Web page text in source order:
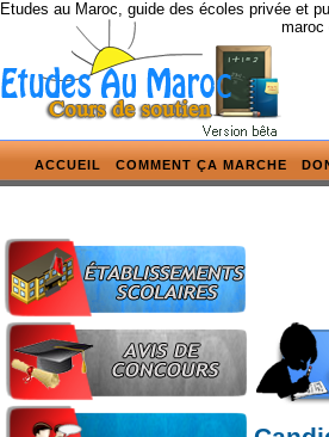
Etudes au Maroc, guide des écoles privée et
maroc
ACCUEIL COMMENT ÇA MARCHE